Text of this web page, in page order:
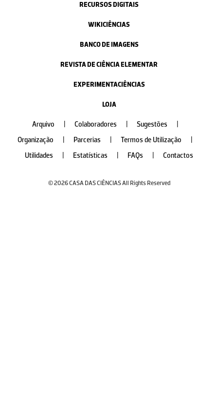
RECURSOS DIGITAIS
WIKICIÊNCIAS
BANCO DE IMAGENS
REVISTA DE CIÊNCIA ELEMENTAR
EXPERIMENTACIÊNCIAS
LOJA
Arquivo Colaboradores Sugestões
Organização
Parcerias Termos de Utilização
Utilidades
Estatísticas FAQs Contactos
© 2026 CASA DAS CIÊNCIAS All Rights Reserved